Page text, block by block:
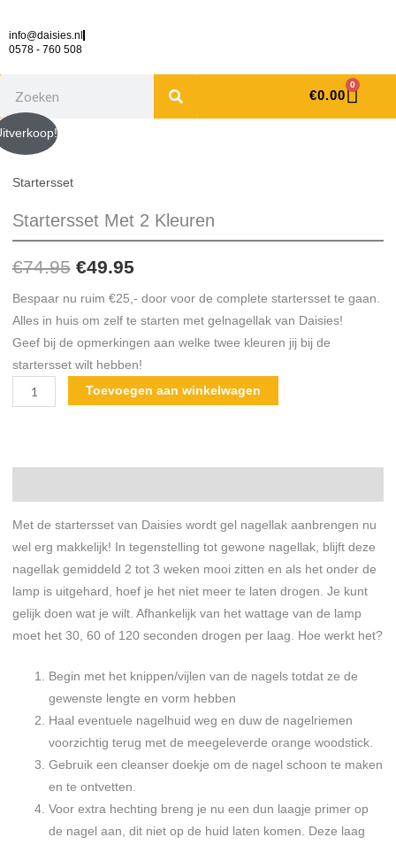
naar
de
inhoud
info@daisies.nl
0578 - 760 508
€0.00
0
Cart
Startersset
Startersset Met 2 Kleuren
€74.95
€74.95.
€49.95
€49.95.
Bespaar nu ruim €25,- door voor de complete startersset te gaan.
Alles in huis om zelf te starten met gelnagellak van Daisies!
Geef bij de opmerkingen aan welke twee kleuren jij bij de
startersset wilt hebben!
Startersset
Met
aantal
Toevoegen aan winkelwagen
Met de startersset van Daisies wordt gel nagellak aanbrengen nu
wel erg makkelijk! In tegenstelling tot gewone nagellak, blijft deze
nagellak gemiddeld 2 tot 3 weken mooi zitten en als het onder de
lamp is uitgehard, hoef je het niet meer te laten drogen. Je kunt
gelijk doen wat je wilt. Afhankelijk van het wattage van de lamp
moet het 30, 60 of 120 seconden drogen per laag. Hoe werkt het?
Begin met het knippen/vijlen van de nagels totdat ze de
gewenste lengte en vorm hebben
Haal eventuele nagelhuid weg en duw de nagelriemen
voorzichtig terug met de meegeleverde orange woodstick.
Gebruik een cleanser doekje om de nagel schoon te maken
en te ontvetten.
Voor extra hechting breng je nu een dun laagje primer op
de nagel aan, dit niet op de huid laten komen. Deze laag